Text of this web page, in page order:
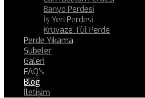
Banyo Perdesi
İş Yeri Perdesi
Kruvaze Tül Perde
Perde Yıkama
Şubeler
Galeri
FAQ’s
Blog
İletişim